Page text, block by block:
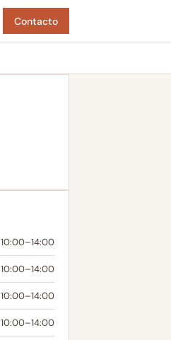
Contacto
10:00–14:00
10:00–14:00
10:00–14:00
10:00–14:00